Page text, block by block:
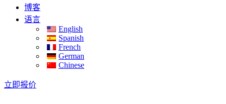
博客
语言
English
Spanish
French
German
Chinese
立即报价